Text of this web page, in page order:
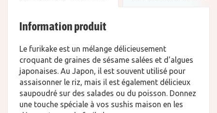
Information produit
Le furikake est un mélange délicieusement
croquant de graines de sésame salées et d'algues
japonaises. Au Japon, il est souvent utilisé pour
assaisonner le riz, mais il est également délicieux
saupoudré sur des salades ou du poisson. Donnez
une touche spéciale à vos sushis maison en les